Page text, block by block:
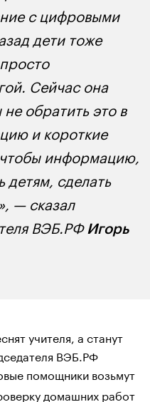
с цифровыми
дети тоже
Сейчас она
обратить это в
и короткие
информацию,
сделать
— сказал
ВЭБ.РФИгорь
учителя, а станут
ВЭБ.РФ
помощники возьмут
домашних работ